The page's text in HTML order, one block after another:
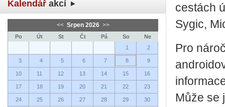
Kalendář akcí
<< Srpen 2026 >>
Po Út St Čt Pá So
Ne
1
2
3 4 5 6 7 8 9
10 11 12 13 14 15 16
17 18 19 20 21 22 23
24 25 26 27 28 29 30
cestách
Sygic,
Pro
Může se